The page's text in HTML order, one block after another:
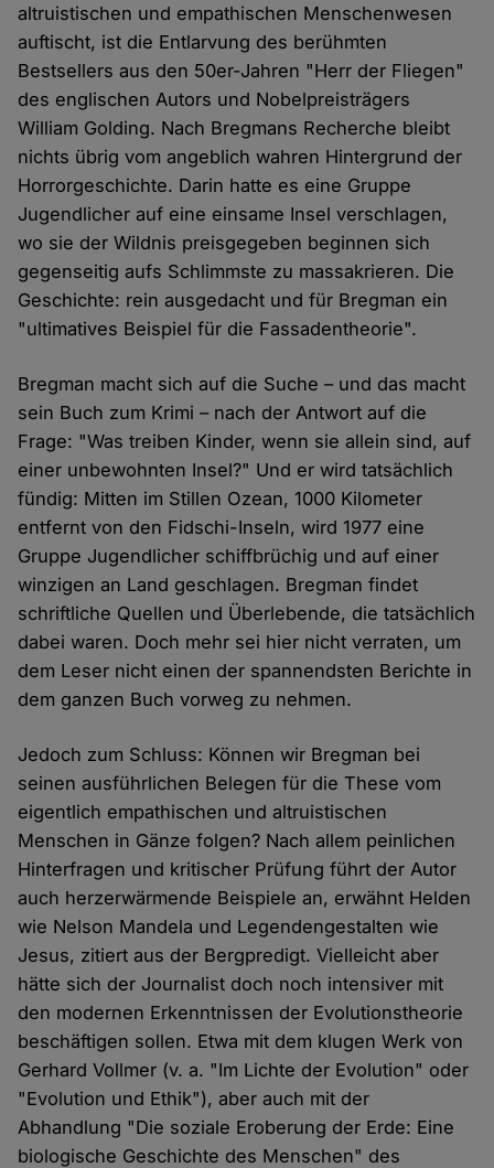
altruistischen und empathischen Menschenwesen
auftischt, ist die Entlarvung des berühmten
Bestsellers aus den 50er-Jahren "Herr der Fliegen"
des englischen Autors und Nobelpreisträgers
William Golding. Nach Bregmans Recherche bleibt
nichts übrig vom angeblich wahren Hintergrund der
Horrorgeschichte. Darin hatte es eine Gruppe
Jugendlicher auf eine einsame Insel verschlagen,
wo sie der Wildnis preisgegeben beginnen sich
gegenseitig aufs Schlimmste zu massakrieren. Die
Geschichte: rein ausgedacht und für Bregman ein
"ultimatives Beispiel für die Fassadentheorie".
Bregman macht sich auf die Suche – und das macht
sein Buch zum Krimi – nach der Antwort auf die
Frage: "Was treiben Kinder, wenn sie allein sind, auf
einer unbewohnten Insel?" Und er wird tatsächlich
fündig: Mitten im Stillen Ozean, 1000 Kilometer
entfernt von den Fidschi-Inseln, wird 1977 eine
Gruppe Jugendlicher schiffbrüchig und auf einer
winzigen an Land geschlagen. Bregman findet
schriftliche Quellen und Überlebende, die tatsächlich
dabei waren. Doch mehr sei hier nicht verraten, um
dem Leser nicht einen der spannendsten Berichte in
dem ganzen Buch vorweg zu nehmen.
Jedoch zum Schluss: Können wir Bregman bei
seinen ausführlichen Belegen für die These vom
eigentlich empathischen und altruistischen
Menschen in Gänze folgen? Nach allem peinlichen
Hinterfragen und kritischer Prüfung führt der Autor
auch herzerwärmende Beispiele an, erwähnt Helden
wie Nelson Mandela und Legendengestalten wie
Jesus, zitiert aus der Bergpredigt. Vielleicht aber
hätte sich der Journalist doch noch intensiver mit
den modernen Erkenntnissen der Evolutionstheorie
beschäftigen sollen. Etwa mit dem klugen Werk von
Gerhard Vollmer (v. a. "Im Lichte der Evolution" oder
"Evolution und Ethik"), aber auch mit der
Abhandlung "Die soziale Eroberung der Erde: Eine
biologische Geschichte des Menschen" des